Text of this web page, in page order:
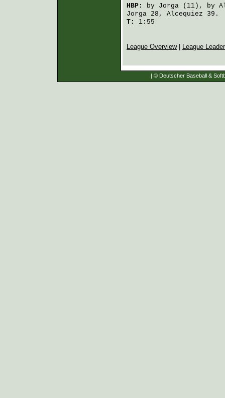
HBP: by Jorga (11), by
Jorga 28, Alcequiez 39.
T:
1:55
League Overview| League
| © Deutscher Baseball &